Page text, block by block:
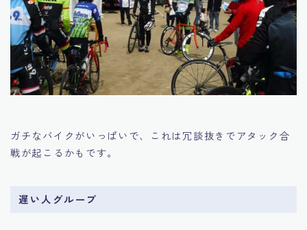
ガチなバイクがいっぱいで、これは冗談抜きでアタック合
戦が起こるかもです。
遅い人グループ